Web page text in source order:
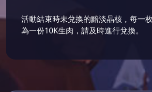
活動結束時未兌換的黯淡晶核，每一
為一份10K生肉，請及時進行兌換。